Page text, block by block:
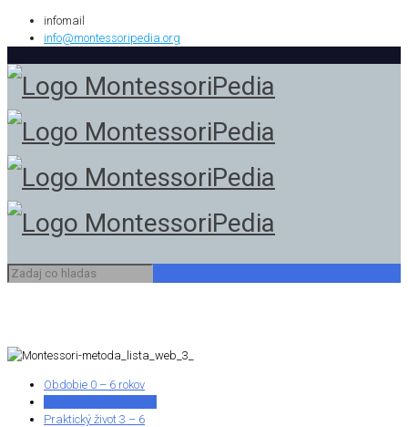
infomail
info@montessoripedia.org
Obdobie 0 – 6 rokov
Praktický život 3 – 6